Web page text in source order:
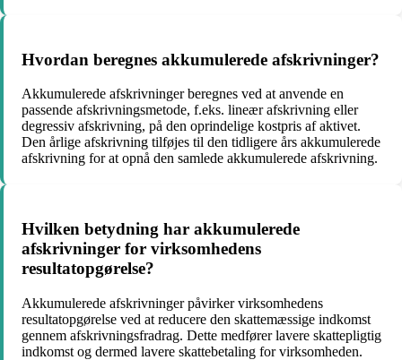
Hvordan beregnes akkumulerede afskrivninger?
Akkumulerede afskrivninger beregnes ved at anvende en
passende afskrivningsmetode, f.eks. lineær afskrivning eller
degressiv afskrivning, på den oprindelige kostpris af aktivet.
Den årlige afskrivning tilføjes til den tidligere års akkumulerede
afskrivning for at opnå den samlede akkumulerede afskrivning.
Hvilken betydning har akkumulerede
afskrivninger for virksomhedens
resultatopgørelse?
Akkumulerede afskrivninger påvirker virksomhedens
resultatopgørelse ved at reducere den skattemæssige indkomst
gennem afskrivningsfradrag. Dette medfører lavere skattepligtig
indkomst og dermed lavere skattebetaling for virksomheden.